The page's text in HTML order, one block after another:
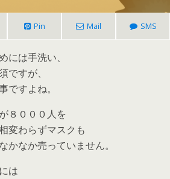
Pin Mail SMS
には手洗い、
ですが、
ですよね。
８０００人を
変わらずマスクも
かなか売っていません。
は